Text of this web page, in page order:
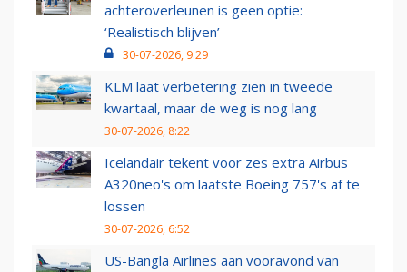
achteroverleunen is geen optie:
‘Realistisch blijven’
30-07-2026, 9:29
KLM laat verbetering zien in tweede
kwartaal, maar de weg is nog lang
30-07-2026, 8:22
Icelandair tekent voor zes extra Airbus
A320neo's om laatste Boeing 757's af te
lossen
30-07-2026, 6:52
US-Bangla Airlines aan vooravond van